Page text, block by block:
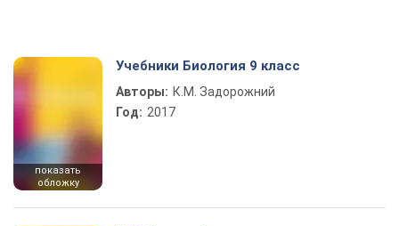
показать
обложку
Учебники Биология 9 класс
Авторы: К.М. Задорожний
Год: 2017